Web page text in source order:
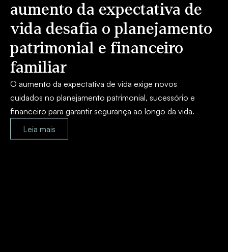
aumento da expectativa de
vida desafia o planejamento
patrimonial e financeiro
familiar
O aumento da expectativa de vida exige novos
cuidados no planejamento patrimonial, sucessório e
financeiro para garantir segurança ao longo da vida.
Leia mais